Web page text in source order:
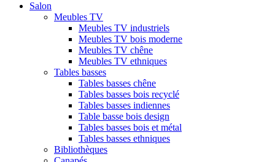
Salon
Meubles TV
Meubles TV industriels
Meubles TV bois moderne
Meubles TV chêne
Meubles TV ethniques
Tables basses
Tables basses chêne
Tables basses bois recyclé
Tables basses indiennes
Table basse bois design
Tables basses bois et métal
Tables basses ethniques
Bibliothèques